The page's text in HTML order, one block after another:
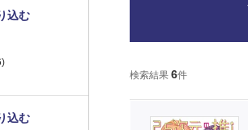
検索結果 6件
込む
込む